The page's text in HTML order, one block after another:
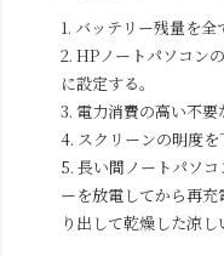
1. バッテリー残量を全
2. HPノートパソコン
に設定する。
3. 電力消費の高い不要
4. スクリーンの明度を
5. 長い間ノートパソ
ーを放電してから再
り出して乾燥した涼し